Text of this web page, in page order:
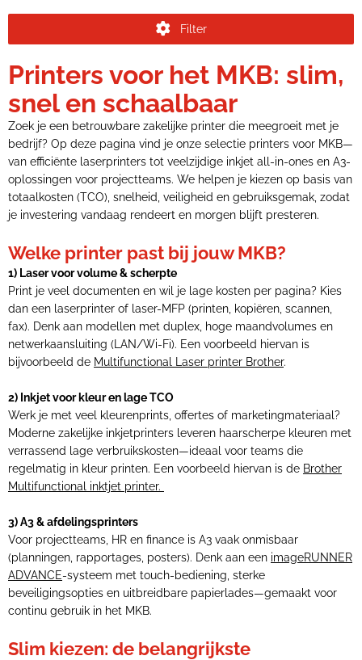
Filter
Printers voor het MKB: slim,
snel en schaalbaar
Zoek je een betrouwbare zakelijke printer die meegroeit met je
bedrijf? Op deze pagina vind je onze selectie printers voor MKB—
van efficiënte laserprinters tot veelzijdige inkjet all-in-ones en A3-
oplossingen voor projectteams. We helpen je kiezen op basis van
totaalkosten (TCO), snelheid, veiligheid en gebruiksgemak, zodat
je investering vandaag rendeert en morgen blijft presteren.
Welke printer past bij jouw MKB?
1) Laser voor volume & scherpte
Print je veel documenten en wil je lage kosten per pagina? Kies
dan een laserprinter of laser-MFP (printen, kopiëren, scannen,
fax). Denk aan modellen met duplex, hoge maandvolumes en
netwerkaansluiting (LAN/Wi-Fi). Een voorbeeld hiervan is
bijvoorbeeld de Multifunctional Laser printer Brother.
2) Inkjet voor kleur en lage TCO
Werk je met veel kleurenprints, offertes of marketingmateriaal?
Moderne zakelijke inkjetprinters leveren haarscherpe kleuren met
verrassend lage verbruikskosten—ideaal voor teams die
regelmatig in kleur printen. Een voorbeeld hiervan is de Brother
Multifunctional inktjet printer.
3) A3 & afdelingsprinters
Voor projectteams, HR en finance is A3 vaak onmisbaar
(planningen, rapportages, posters). Denk aan een imageRUNNER
ADVANCE-systeem met touch-bediening, sterke
beveiligingsopties en uitbreidbare papierlades—gemaakt voor
continu gebruik in het MKB.
Slim kiezen: de belangrijkste